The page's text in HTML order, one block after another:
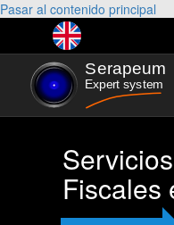
Pasar al contenido principal
Fiscales